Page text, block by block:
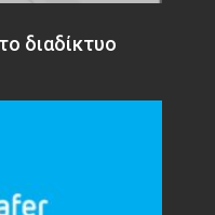
διαδίκτυο